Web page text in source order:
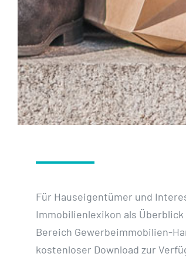
Für Hauseigentümer und
Immobilienlexikon als
Bereich Gewerbeimmobilien-
kostenloser Download zur